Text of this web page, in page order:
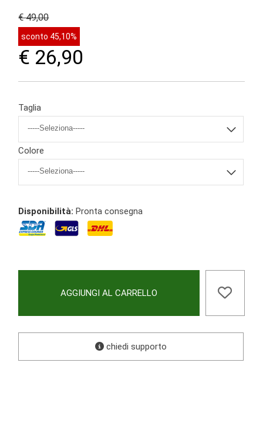
€ 49,00
sconto 45,10%
€ 26,90
Taglia
Colore
Disponibilità: Pronta consegna
AGGIUNGI AL CARRELLO
chiedi supporto